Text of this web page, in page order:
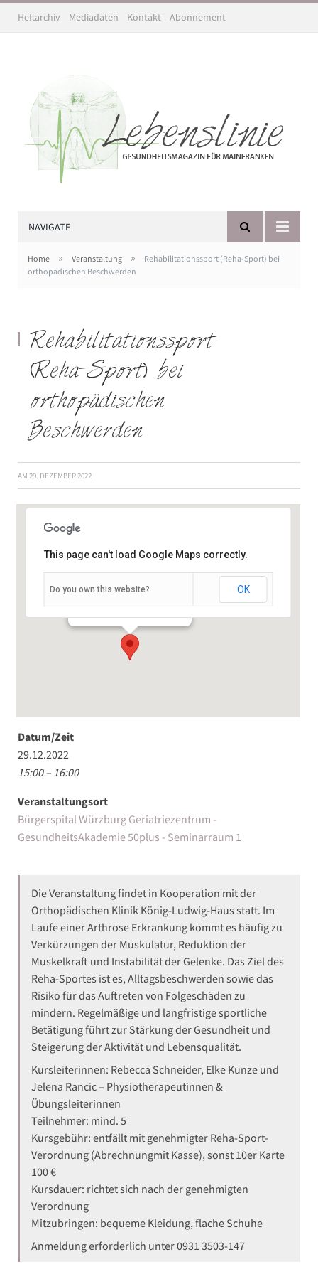
Heftarchiv Mediadaten Kontakt Abonnement
NAVIGATE
Home » Veranstaltung »
Rehabilitationssport (Reha-Sport) bei
orthopädischen Beschwerden
Rehabilitationssport
(Reha-Sport) bei
orthopädischen
Beschwerden
AM 29. DEZEMBER 2022
Veranstaltungen
This page can't load Google Maps correctly.
Do you own this website? OK
Datum/Zeit
29.12.2022
15:00 – 16:00
Veranstaltungsort
Bürgerspital Würzburg Geriatriezentrum -
GesundheitsAkademie 50plus - Seminarraum 1
Die Veranstaltung findet in Kooperation mit der
Orthopädischen Klinik König-Ludwig-Haus statt. Im
Laufe einer Arthrose Erkrankung kommt es häufig zu
Verkürzungen der Muskulatur, Reduktion der
Muskelkraft und Instabilität der Gelenke. Das Ziel des
Reha-Sportes ist es, Alltagsbeschwerden sowie das
Risiko für das Auftreten von Folgeschäden zu
mindern. Regelmäßige und langfristige sportliche
Betätigung führt zur Stärkung der Gesundheit und
Steigerung der Aktivität und Lebensqualität.
Kursleiterinnen: Rebecca Schneider, Elke Kunze und
Jelena Rancic – Physiotherapeutinnen &
Übungsleiterinnen
Teilnehmer: mind. 5
Kursgebühr: entfällt mit genehmigter Reha-Sport-
Verordnung (Abrechnungmit Kasse), sonst 10er Karte
100 €
Kursdauer: richtet sich nach der genehmigten
Verordnung
Mitzubringen: bequeme Kleidung, flache Schuhe
Anmeldung erforderlich unter 0931 3503-147